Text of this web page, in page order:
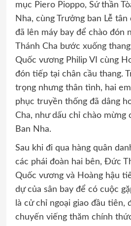
mục Piero Pioppo, Sứ thần
Nha, cùng Trưởng ban Lễ tân
đã lên máy bay để chào đón
Thánh Cha bước xuống
Quốc vương Philip VI cùng
đón tiếp tại chân cầu thang.
trọng nhưng thân tình, hai
phục truyền thống đã dâng
Cha, như dấu chỉ chào mừng
Ban Nha.
Sau khi đi qua hàng quân
các phái đoàn hai bên, Đức
Quốc vương và Hoàng hậu
dự của sân bay để có cuộc
là cử chỉ ngoại giao đầu tiên,
chuyến viếng thăm chính